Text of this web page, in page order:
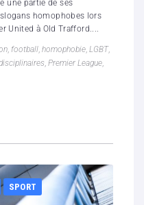
une partie de ses
homophobes lors
United à Old Trafford....
, football, homophobie, LGBT,
, Premier League,
SPORT